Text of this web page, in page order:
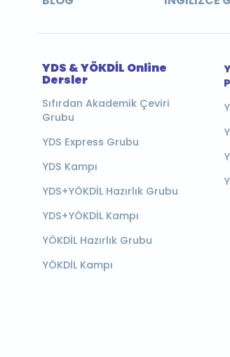
YDS & YÖKDİL Online
Dersler
Sıfırdan Akademik Çeviri
Grubu
YDS Express Grubu
YDS Kampı
YDS+YÖKDİL Hazırlık Grubu
YDS+YÖKDİL Kampı
YÖKDİL Hazırlık Grubu
YÖKDİL Kampı